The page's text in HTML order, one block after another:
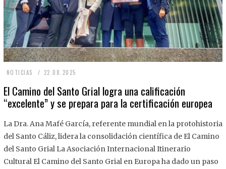
NOTICIAS 22.08.2025
.
8
2
El Camino del Santo Grial logra una calificación
“excelente” y se prepara para la certificación europea
La Dra. Ana Mafé García, referente mundial en la protohistoria
del Santo Cáliz, lidera la consolidación científica de El Camino
del Santo Grial La Asociación Internacional Itinerario
Cultural El Camino del Santo Grial en Europa ha dado un paso